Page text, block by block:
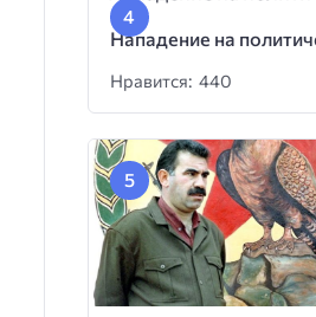
Нападение на
Нравится: 440